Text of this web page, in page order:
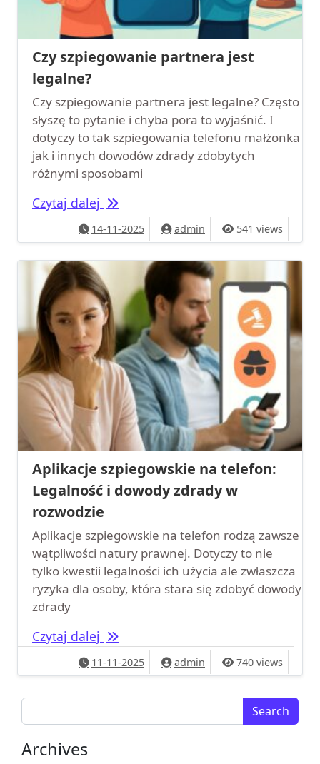
Czy szpiegowanie partnera jest
legalne?
Czy szpiegowanie partnera jest legalne? Często
słyszę to pytanie i chyba pora to wyjaśnić. I
dotyczy to tak szpiegowania telefonu małżonka
jak i innych dowodów zdrady zdobytych
różnymi sposobami
Czytaj dalej Czy szpiegowanie partnera jest
14-11-2025 admin 541 views
Aplikacje szpiegowskie na telefon:
Legalność i dowody zdrady w
rozwodzie
Aplikacje szpiegowskie na telefon rodzą zawsze
wątpliwości natury prawnej. Dotyczy to nie
tylko kwestii legalności ich użycia ale zwłaszcza
ryzyka dla osoby, która stara się zdobyć dowody
zdrady
Czytaj dalej Aplikacje szpiegowskie na telefon:
11-11-2025 admin 740 views
Search for:
Archives